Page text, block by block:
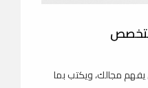
مجالك، ويكتب بما